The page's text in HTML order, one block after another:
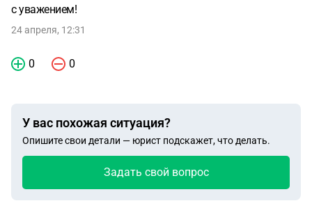
с уважением!
24 апреля, 12:31
0 0
У вас похожая ситуация?
Опишите свои детали — юрист подскажет, что делать.
Задать свой вопрос